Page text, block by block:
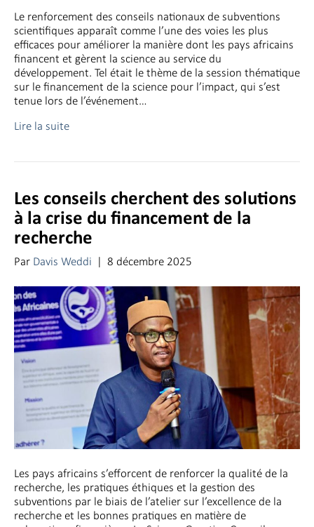
Le renforcement des conseils nationaux de subventions
scientifiques apparaît comme l’une des voies les plus
efficaces pour améliorer la manière dont les pays africains
financent et gèrent la science au service du
développement. Tel était le thème de la session thématique
sur le financement de la science pour l’impact, qui s’est
tenue lors de l’événement…
Lire la suite
Les conseils cherchent des solutions
à la crise du financement de la
recherche
Par Davis Weddi | 8 décembre 2025
Les pays africains s’efforcent de renforcer la qualité de la
recherche, les pratiques éthiques et la gestion des
subventions par le biais de l’atelier sur l’excellence de la
recherche et les bonnes pratiques en matière de